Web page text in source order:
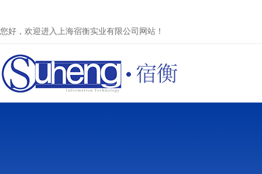
您好，欢迎进入上海宿衡实业有限公司网站！